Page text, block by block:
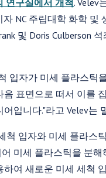
NC 주립대학 화학 및
및 Doris Culberson
입자가 미세 플라스틱
음 표면으로 떠서 이를
입니다."라고 Velev는
척 입자와 미세 플라스
미세 플라스틱을 분해
하여 새로운 미세 세척